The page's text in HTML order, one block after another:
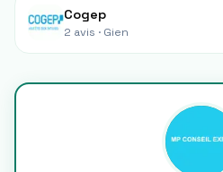
Cogep
2 avis · Gien